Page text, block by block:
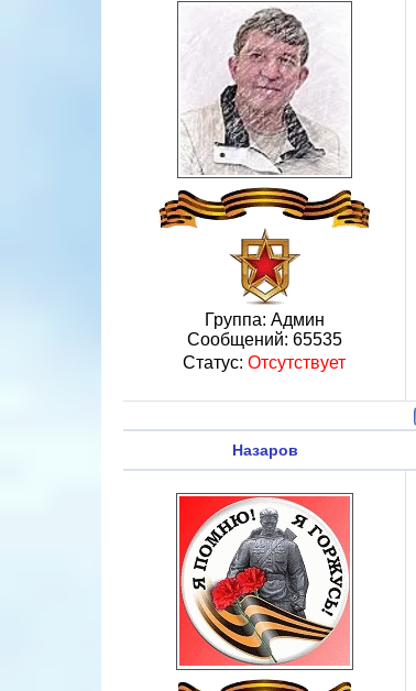
Группа: Админ
Сообщений: 65535
Статус: Отсутствует
Назаров